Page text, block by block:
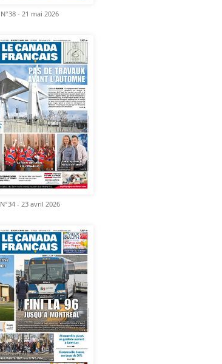
N°38 - 21 mai 2026
N°34 - 23 avril 2026